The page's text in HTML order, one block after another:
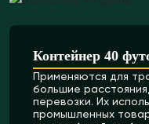
Контейнер 40
Применяются для
большие
перевозки. Их
промышленных